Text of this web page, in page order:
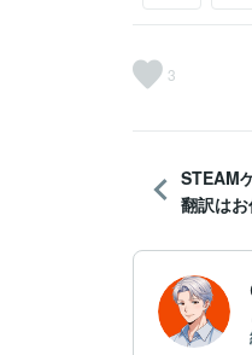
3
STEAM
翻訳は